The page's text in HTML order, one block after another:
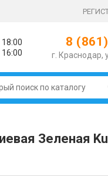
16:00
8
г. Краснодар,
Зеленая